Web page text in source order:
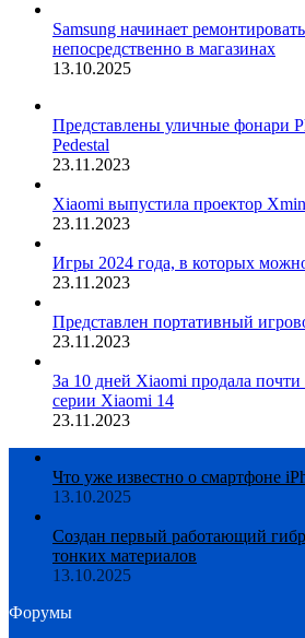
Samsung начинает
непосредственно в магазинах
13.10.2025
Представлены уличные фонари
Pedestal
23.11.2023
Xiaomi выпустила проектор
23.11.2023
Игры 2024 года, в которых можно
23.11.2023
Представлен портативный
23.11.2023
За 10 дней Xiaomi продала
серии Xiaomi 14
23.11.2023
Что уже известно о смартфоне
13.10.2025
Создан первый работающий
тонких материалов
13.10.2025
Форумы